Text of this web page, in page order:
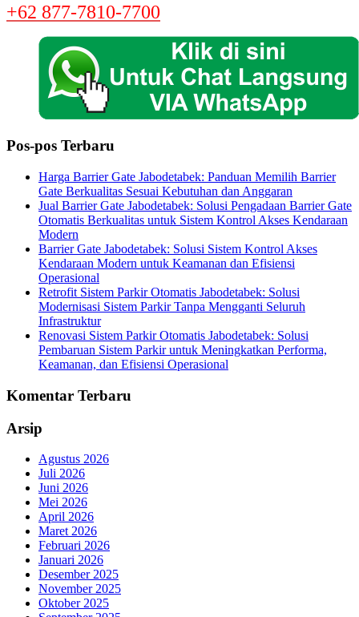
+62 877-7810-7700
Pos-pos Terbaru
Harga Barrier Gate Jabodetabek: Panduan Memilih Barrier
Gate Berkualitas Sesuai Kebutuhan dan Anggaran
Jual Barrier Gate Jabodetabek: Solusi Pengadaan Barrier Gate
Otomatis Berkualitas untuk Sistem Kontrol Akses Kendaraan
Modern
Barrier Gate Jabodetabek: Solusi Sistem Kontrol Akses
Kendaraan Modern untuk Keamanan dan Efisiensi
Operasional
Retrofit Sistem Parkir Otomatis Jabodetabek: Solusi
Modernisasi Sistem Parkir Tanpa Mengganti Seluruh
Infrastruktur
Renovasi Sistem Parkir Otomatis Jabodetabek: Solusi
Pembaruan Sistem Parkir untuk Meningkatkan Performa,
Keamanan, dan Efisiensi Operasional
Komentar Terbaru
Arsip
Agustus 2026
Juli 2026
Juni 2026
Mei 2026
April 2026
Maret 2026
Februari 2026
Januari 2026
Desember 2025
November 2025
Oktober 2025